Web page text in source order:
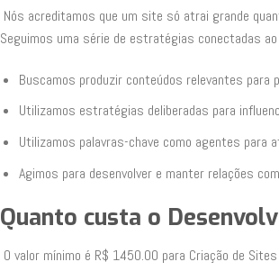
Nós acreditamos que um site só atrai grande
Seguimos uma série de estratégias conectadas
Buscamos produzir conteúdos relevantes para
Utilizamos estratégias deliberadas para
Utilizamos palavras-chave como agentes para
Agimos para desenvolver e manter relações
Quanto custa o
O valor mínimo é R$ 1450.00 para Criação de